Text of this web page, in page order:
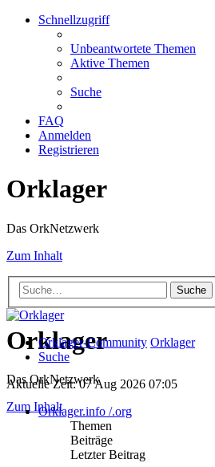
Schnellzugriff
Unbeantwortete Themen
Aktive Themen
Suche
FAQ
Anmelden
Registrieren
Orklager
Das OrkNetzwerk
Zum Inhalt
Suche
Orklager
Das OrkNetzwerk
Zum Inhalt
Orklager-Community Orklager
Suche
Aktuelle Zeit: 07 Aug 2026 07:05
Orklager.info /.org
Themen
Beiträge
Letzter Beitrag